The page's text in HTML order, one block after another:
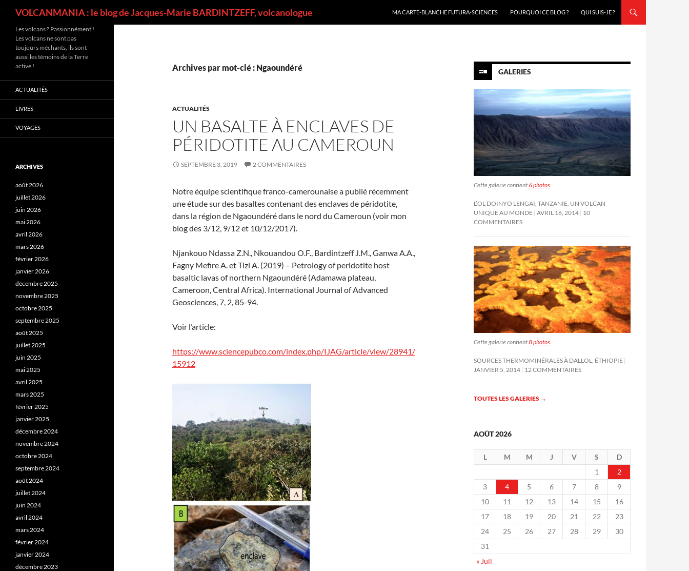
VOLCANMANIA : le blog de Jacques-Marie BARDINTZEFF, volcanologue
MA CARTE-BLANCHE FUTURA-SCIENCES
POURQUOI CE BLOG ? QUI SUIS-JE ?
Archives par mot-clé : Ngaoundéré
ACTUALITÉS
UN BASALTE À ENCLAVES DE
PÉRIDOTITE AU CAMEROUN
SEPTEMBRE 3, 2019 2 COMMENTAIRES
Notre équipe scientifique franco-camerounaise a publié récemment
une étude sur des basaltes contenant des enclaves de péridotite,
dans la région de Ngaoundéré dans le nord du Cameroun (voir mon
blog des 3/12, 9/12 et 10/12/2017).
Njankouo Ndassa Z.N., Nkouandou O.F., Bardintzeff J.M., Ganwa A.A.,
Fagny Mefire A. et Tizi A. (2019) – Petrology of peridotite host
basaltic lavas of northern Ngaoundéré (Adamawa plateau,
Cameroon, Central Africa). International Journal of Advanced
Geosciences, 7, 2, 85-94.
Voir l’article:
https://www.sciencepubco.com/index.php/IJAG/article/view/28941/
15912
GALERIES
Cette galerie contient6 photos.
L’OL DOINYO LENGAI, TANZANIE, UN VOLCAN
UNIQUE AU MONDE AVRIL 16, 2014 10
COMMENTAIRES
Cette galerie contient8 photos
SOURCES THERMOMINÉRALES À DALLOL, ÉTHIOPIE
JANVIER 5, 2014 12 COMMENTAIRES
TOUTES LES GALERIES →
AOÛT 2026
L M M J V S
D
1
2
3
4 5 6 7 8
9
10
11 12 13 14 15
16
17
18 19 20 21 22
23
24
25 26 27 28 29
30
31
« Juil
Les volcans ? Passionnément !
Les volcans ne sont pas
toujours méchants, ils sont
aussi les témoins de la Terre
active !
ACTUALITÉS
LIVRES
VOYAGES
ARCHIVES
août 2026
juillet 2026
juin 2026
mai 2026
avril 2026
mars 2026
février 2026
janvier 2026
décembre 2025
novembre 2025
octobre 2025
septembre 2025
août 2025
juillet 2025
juin 2025
mai 2025
avril 2025
mars 2025
février 2025
janvier 2025
décembre 2024
novembre 2024
octobre 2024
septembre 2024
août 2024
juillet 2024
juin 2024
avril 2024
mars 2024
février 2024
janvier 2024
décembre 2023